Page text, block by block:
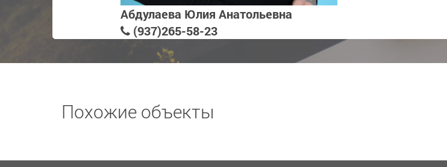
Абдулаева Юлия Анатольевна
(937)265-58-23
Похожие объекты